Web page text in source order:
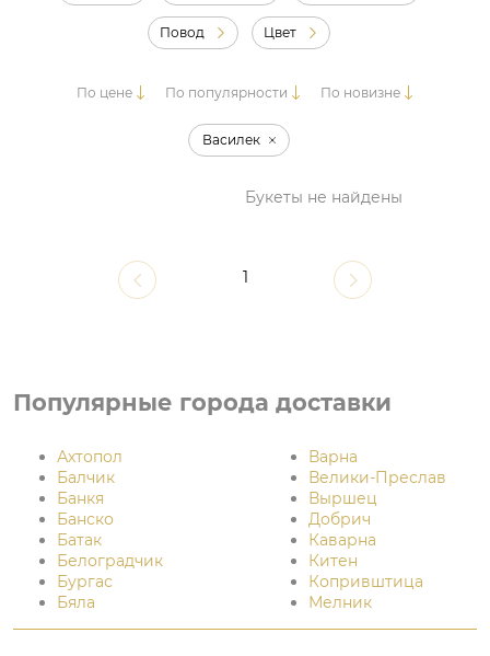
Повод Цвет
По цене По популярности По новизне
Василек
Букеты не найдены
1
Популярные города доставки
Ахтопол
Балчик
Банкя
Банско
Батак
Белоградчик
Бургас
Бяла
Варна
Велики-Преслав
Выршец
Добрич
Каварна
Китен
Копривштица
Мелник